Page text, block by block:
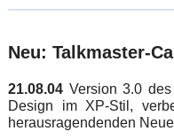
Neu: Talkmaster-
21.08.04 Version 3.0
Design im XP-Stil,
herausragendenden